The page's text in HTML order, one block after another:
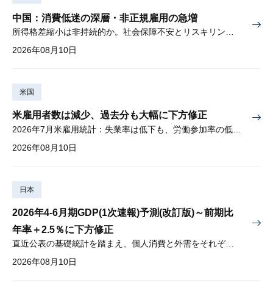
中国：消費低迷の深層・非正規雇用の急増
所得格差縮小は非持続的か。社会保障不安とリスキリングの難しさ
2026年08月10日
米国
米雇用者数は減少、過去分も大幅に下方修正
2026年08月10日
日本
2026年4-6月期GDP(1次速報)予測(改訂版)～前期比
年率＋2.5％に下方修正
直近公表の基礎統計を踏まえ、個人消費と外需をそれぞれ下方修正
2026年08月10日